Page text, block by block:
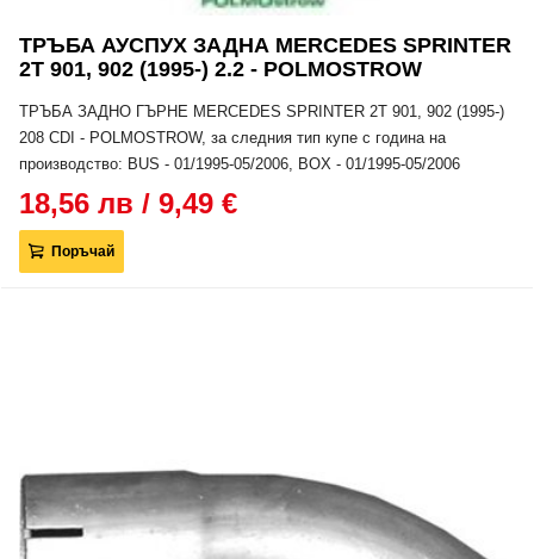
ТРЪБА АУСПУХ ЗАДНА MERCEDES SPRINTER
2T 901, 902 (1995-) 2.2 - POLMOSTROW
ТРЪБА ЗАДНО ГЪРНЕ MERCEDES SPRINTER 2T 901, 902 (1995-)
208 CDI - POLMOSTROW, за следния тип купе с година на
производство: BUS - 01/1995-05/2006, BOX - 01/1995-05/2006
18,56 лв / 9,49 €
Поръчай